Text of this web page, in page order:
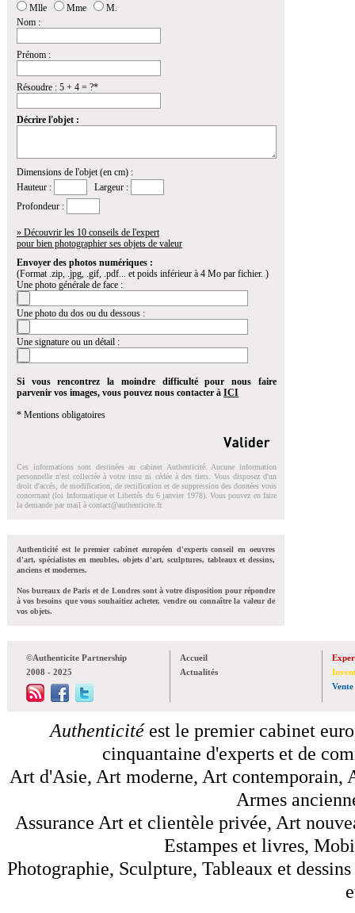
Mlle
Mme
M.
Nom :
Prénom :
Résoudre : 5 + 4 = ?*
Décrire l'objet :
Dimensions de l'objet (en cm) :
Hauteur :
Largeur :
Profondeur :
» Découvrir les 10 conseils de l'expert
pour bien photographier ses objets de valeur
Envoyer des photos numériques :
(Format .zip, .jpg, .gif, .pdf... et poids inférieur à 4 Mo par fichier. )
Une photo générale de face :
Une photo du dos ou du dessous :
Une signature ou un détail :
Si vous rencontrez la moindre difficulté pour nous faire
parvenir vos images, vous pouvez nous contacter à ICI
* Mentions obligatoires
Ces informations sont destinées au cabinet Authenticité. Aucune information
personnelle n'est collectée à votre insu ni cédée à des tiers. Vous disposez d'un
droit d'accés, de modification, de rectification et de suppression des données vous
concernant (loi Informatique et Libertés du 6 janvier 1978). Vous pouvez en faire
la demande par mail à contact@authenticite.fr.
Authenticité est le premier cabinet européen d'experts conseil en oeuvres
d'art, spécialistes en meubles, objets d'art, sculptures, tableaux et dessins,
anciens et modernes.
Nos bureaux de Paris et de Londres sont à votre disposition pour répondre
à vos besoins que vous souhaitiez acheter, vendre ou connaître la valeur de
vos objets.
©Authenticite Partnership
2008 - 2025
Accueil
Actualités
Vente
Authenticitéest le premier cabinet
cinquantaine d'experts et de
Art d'Asie, Art moderne, Art contemporain,
Armes
Assurance Art et clientèle privée, Art
Estampes et livres,
Photographie, Sculpture, Tableaux et